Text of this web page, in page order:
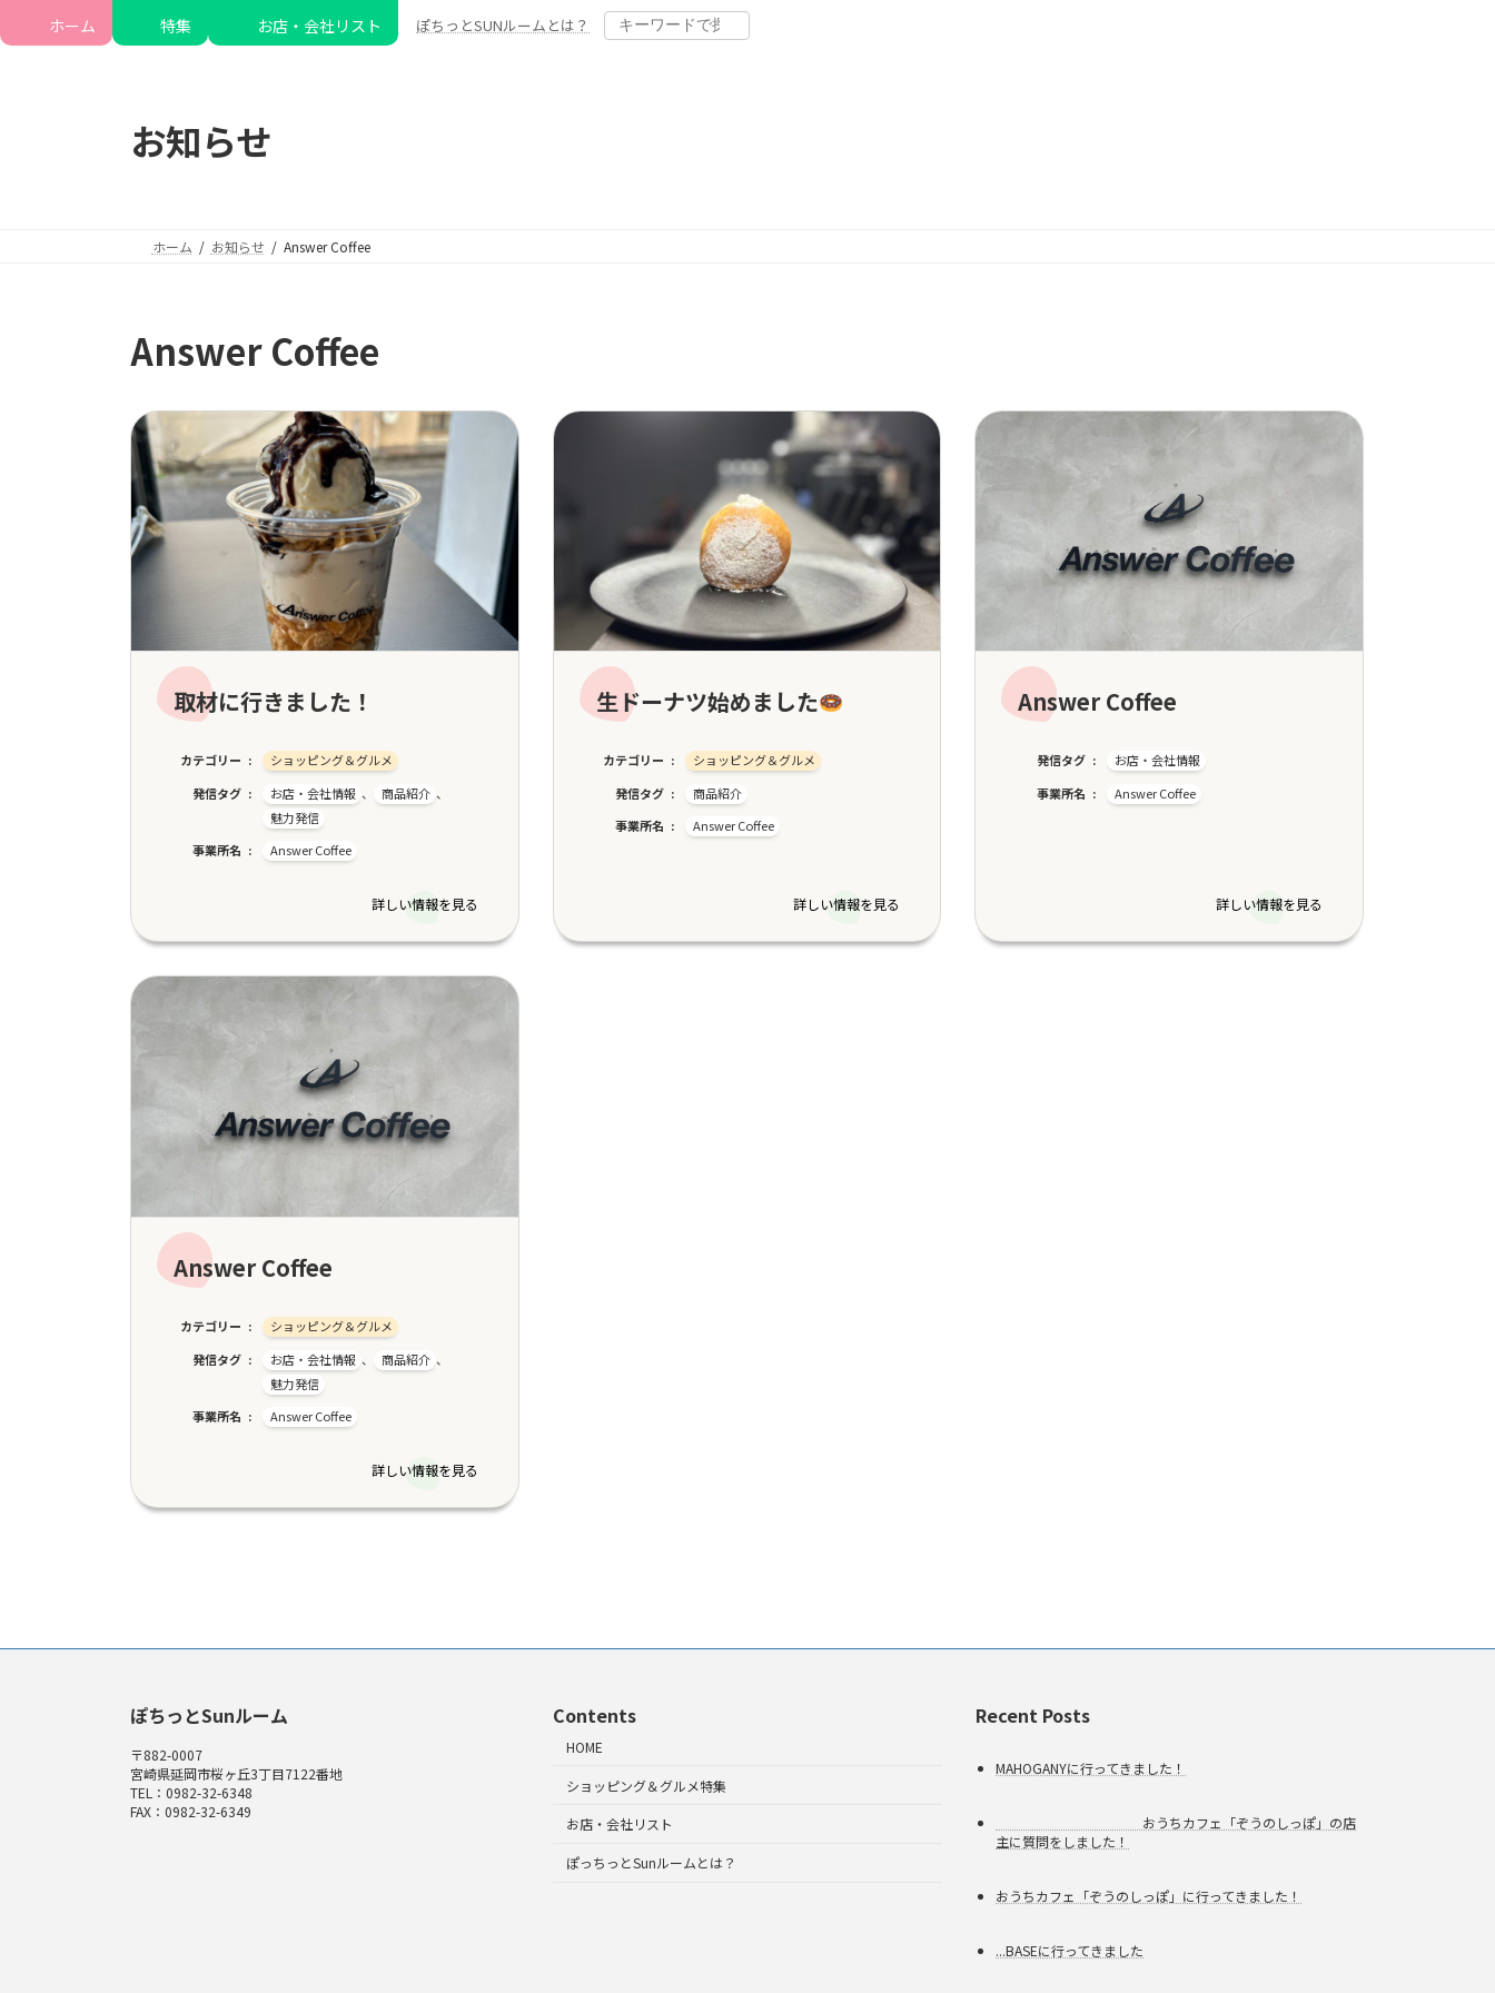
ン
ビ
ホーム 特集 お店・会社リスト ぽちっとSUNルームとは？
お知らせ
ホーム お知らせ Answer Coffee
Answer Coffee
取材に行きました！
カテゴリー
ショッピング＆グルメ
発信タグ
お店・会社情報 、 商品紹介 、
魅力発信
事業所名
Answer Coffee
詳しい情報を見る
生ドーナツ始めました
カテゴリー
ショッピング＆グルメ
発信タグ
商品紹介
事業所名
Answer Coffee
詳しい情報を見る
Answer Coffee
発信タグ
お店・会社情報
事業所名
Answer Coffee
詳しい情報を見る
Answer Coffee
カテゴリー
ショッピング＆グルメ
発信タグ
お店・会社情報 、 商品紹介 、
魅力発信
事業所名
Answer Coffee
詳しい情報を見る
ぽちっとSunルーム
〒882-0007
宮崎県延岡市桜ヶ丘3丁目7122番地
TEL：0982-32-6348
FAX：0982-32-6349
Contents
HOME
ショッピング＆グルメ特集
お店・会社リスト
ぽっちっとSunルームとは？
Recent Posts
MAHOGANYに行ってきました！
おうちカフェ「ぞうのしっぽ」の店
主に質問をしました！
おうちカフェ「ぞうのしっぽ」に行ってきました！
...BASEに行ってきました